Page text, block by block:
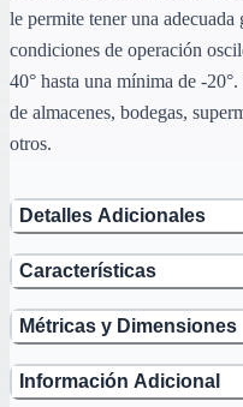
le permite tener una
condiciones de operación
40° hasta una mínima de -
de almacenes, bodegas,
otros.
Detalles Adicionales
Características
Métricas y Dimensiones
Información Adicional